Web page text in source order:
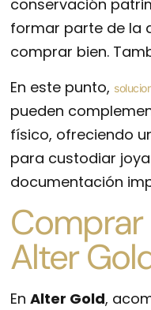
conservación
formar parte de la
comprar bien.
En este punto,
pueden
físico, ofreciendo
para custodiar
documentación
Alter
EnAlter Gold,